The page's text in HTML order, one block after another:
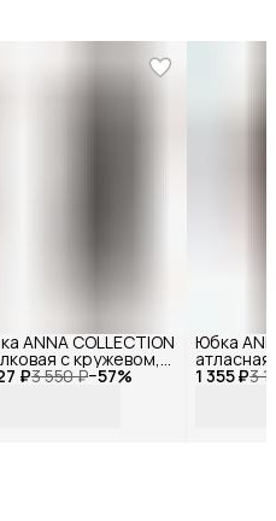
₽3 550 ₽−57%
ANNA COLLECTION
с кружевом,
праздничная, 1 355 ₽3
Юбка
резинке